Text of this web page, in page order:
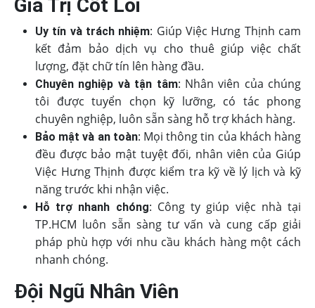
Giá Trị Cốt Lõi
Uy tín và trách nhiệm: Giúp Việc Hưng Thịnh cam
kết đảm bảo dịch vụ cho thuê giúp việc chất
lượng, đặt chữ tín lên hàng đầu.
Chuyên nghiệp và tận tâm: Nhân viên của chúng
tôi được tuyển chọn kỹ lưỡng, có tác phong
chuyên nghiệp, luôn sẵn sàng hỗ trợ khách hàng.
Bảo mật và an toàn: Mọi thông tin của khách hàng
đều được bảo mật tuyệt đối, nhân viên của Giúp
Việc Hưng Thịnh được kiểm tra kỹ về lý lịch và kỹ
năng trước khi nhận việc.
Hỗ trợ nhanh chóng: Công ty giúp việc nhà tại
TP.HCM luôn sẵn sàng tư vấn và cung cấp giải
pháp phù hợp với nhu cầu khách hàng một cách
nhanh chóng.
Đội Ngũ Nhân Viên